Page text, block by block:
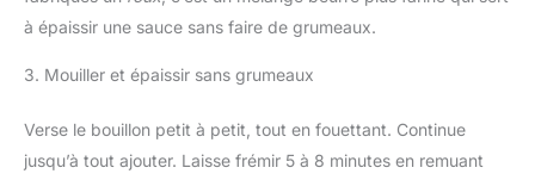
à épaissir une sauce sans faire de grumeaux.
3. Mouiller et épaissir sans grumeaux
Verse le bouillon petit à petit, tout en fouettant. Continue
jusqu’à tout ajouter. Laisse frémir 5 à 8 minutes en remuant